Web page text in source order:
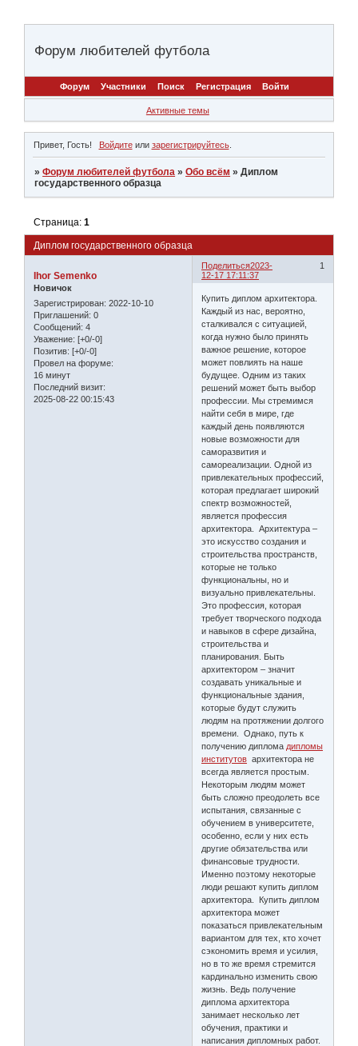
Форум любителей футбола
Форум Участники Поиск Регистрация Войти
Активные темы
Привет, Гость! Войдитеили зарегистрируйтесь.
»Форум любителей футбола »Обо всём »Диплом
государственного образца
Диплом государственного образца
Страница:1
Поделиться 1
2023-
12-17 17:11:37
Ihor Semenko
Новичок
Зарегистрирован: 2022-10-10
Приглашений: 0
Сообщений: 4
Уважение: [+0/-0]
Позитив: [+0/-0]
Провел на форуме:
16 минут
Последний визит:
2025-08-22 00:15:43
Купить диплом архитектора.
Каждый из нас, вероятно,
сталкивался с ситуацией,
когда нужно было принять
важное решение, которое
может повлиять на наше
будущее. Одним из таких
решений может быть выбор
профессии. Мы стремимся
найти себя в мире, где
каждый день появляются
новые возможности для
саморазвития и
самореализации. Одной из
привлекательных профессий,
которая предлагает широкий
спектр возможностей,
является профессия
архитектора. Архитектура –
это искусство создания и
строительства пространств,
которые не только
функциональны, но и
визуально привлекательны.
Это профессия, которая
требует творческого подхода
и навыков в сфере дизайна,
строительства и
планирования. Быть
архитектором – значит
создавать уникальные и
функциональные здания,
которые будут служить
людям на протяжении долгого
времени. Однако, путь к
получению диплома дипломы
институтов архитектора не
всегда является простым.
Некоторым людям может
быть сложно преодолеть все
испытания, связанные с
обучением в университете,
особенно, если у них есть
другие обязательства или
финансовые трудности.
Именно поэтому некоторые
люди решают купить диплом
архитектора. Купить диплом
архитектора может
показаться привлекательным
вариантом для тех, кто хочет
сэкономить время и усилия,
но в то же время стремится
кардинально изменить свою
жизнь. Ведь получение
диплома архитектора
занимает несколько лет
обучения, практики и
написания дипломных работ.